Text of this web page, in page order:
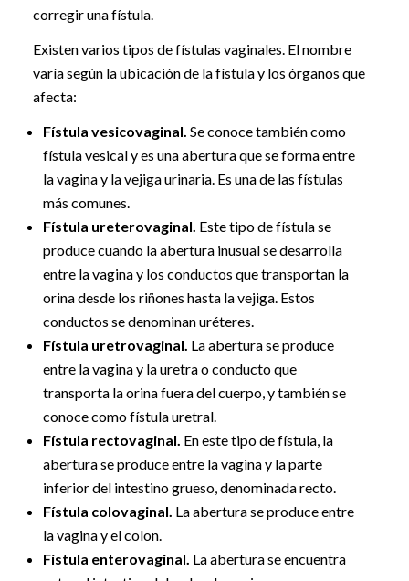
corregir una fístula.
Existen varios tipos de fístulas vaginales. El nombre
varía según la ubicación de la fístula y los órganos que
afecta:
Fístula vesicovaginal. Se conoce también como
fístula vesical y es una abertura que se forma entre
la vagina y la vejiga urinaria. Es una de las fístulas
más comunes.
Fístula ureterovaginal. Este tipo de fístula se
produce cuando la abertura inusual se desarrolla
entre la vagina y los conductos que transportan la
orina desde los riñones hasta la vejiga. Estos
conductos se denominan uréteres.
Fístula uretrovaginal. La abertura se produce
entre la vagina y la uretra o conducto que
transporta la orina fuera del cuerpo, y también se
conoce como fístula uretral.
Fístula rectovaginal. En este tipo de fístula, la
abertura se produce entre la vagina y la parte
inferior del intestino grueso, denominada recto.
Fístula colovaginal. La abertura se produce entre
la vagina y el colon.
Fístula enterovaginal. La abertura se encuentra